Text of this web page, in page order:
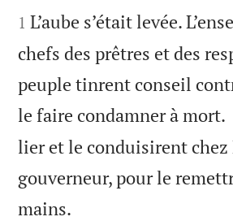


1 L’aube s’était levée.
chefs des prêtres et des
peuple tinrent conseil
le faire condamner à mort.
lier et le conduisirent chez
gouverneur, pour le
mains.